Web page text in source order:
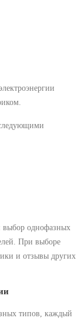
выбор однофазных
При выборе
и отзывы других
типов, каждый